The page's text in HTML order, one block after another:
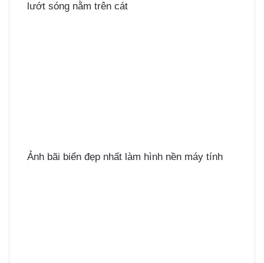
lướt sóng nằm trên cát
Ảnh bãi biển đẹp nhất làm hình nền máy tính